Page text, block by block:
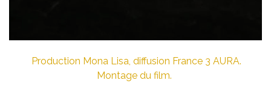
Production Mona Lisa, diffusion France 3 AURA.
Montage du film.